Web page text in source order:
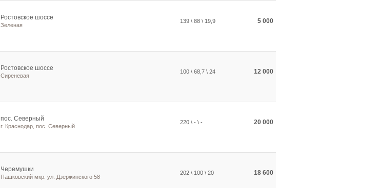
Ростовское шоссе
Зеленая
139 \ 88 \ 19,9 5 000
Ростовское шоссе
Сиреневая
100 \ 68,7 \ 24 12 000
пос. Северный
г. Краснодар, пос. Северный
220 \ - \ - 20 000
Черемушки
Пашковский мкр. ул. Дзержинского 58
202 \ 100 \ 20 18 600